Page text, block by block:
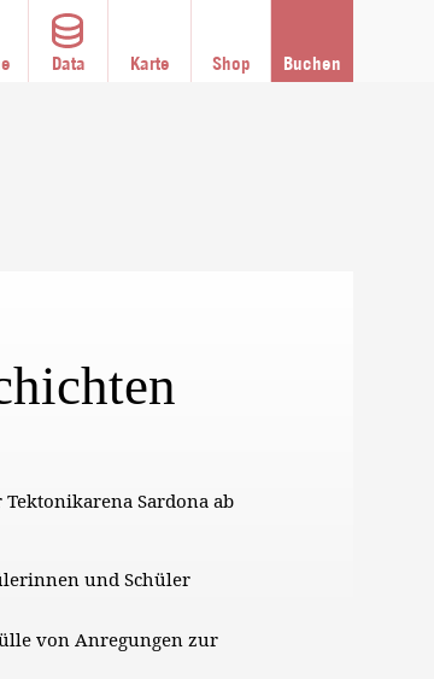
Data Karte Shop Buchen
Sardona ab
und Schüler
von Anregungen zur